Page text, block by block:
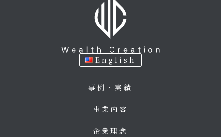
English
事例・実績
事業内容
企業理念